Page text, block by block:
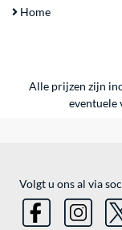
Home
Alle prijzen zijn
eventuele
Volgt u ons al via